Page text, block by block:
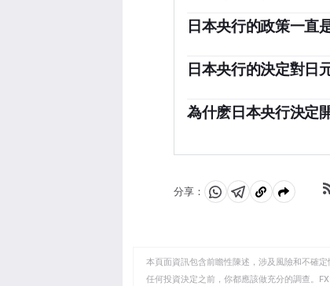
日本央行的政策一直
激經濟和推高通脹。央行
行提高了利率，實際上退
日本央行的決定對日
年加劇，原因是日本央
寬松的政策立場。
為什麽日本央行決定
該國工資上漲的前景——
分享：
分
WhatsApp
分
Telegram
複
剪
貼
本頁面資訊包含前瞻性陳述，涉及風險和不確
任何投資決定之前，你都應該做充分的調查。